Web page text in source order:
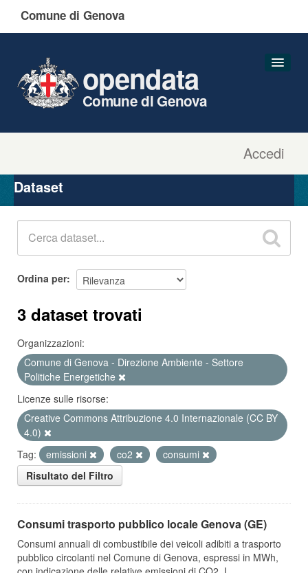
Comune di Genova
Accedi
opendata
Comune di Genova
Organizzazioni
Gruppi
Dataset
Ordina per
3 dataset trovati
Organizzazioni:
Comune di Genova - Direzione Ambiente - Settore
Politiche Energetiche
Licenze sulle risorse:
Creative Commons Attribuzione 4.0 Internazionale (CC BY
4.0)
Tag:
emissioni co2
consumi
Risultato del Filtro
Consumi trasporto pubblico locale Genova (GE)
Consumi annuali di combustibile dei veicoli adibiti a trasporto
pubblico circolanti nel Comune di Genova, espressi in MWh,